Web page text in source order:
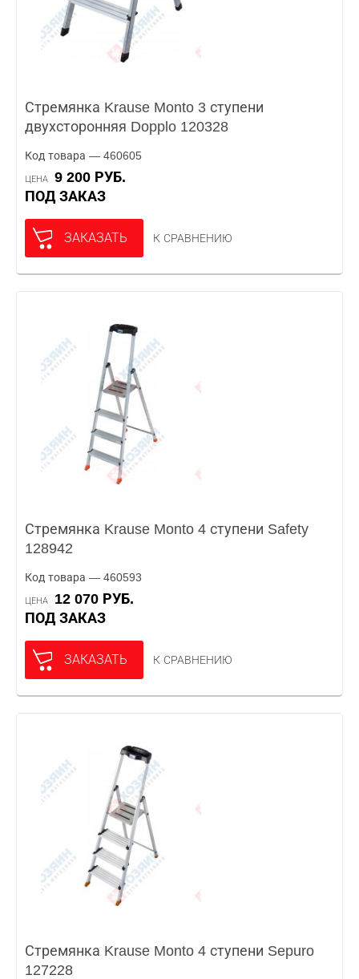
Стремянка Krause Monto 3 ступени
двухсторонняя Dopplo 120328
Код товара — 460605
ЦЕНА
9 200 РУБ.
ПОД ЗАКАЗ
ЗАКАЗАТЬ К СРАВНЕНИЮ
Стремянка Krause Monto 4 ступени Safety
128942
Код товара — 460593
ЦЕНА
12 070 РУБ.
ПОД ЗАКАЗ
ЗАКАЗАТЬ К СРАВНЕНИЮ
Стремянка Krause Monto 4 ступени Sepuro
127228